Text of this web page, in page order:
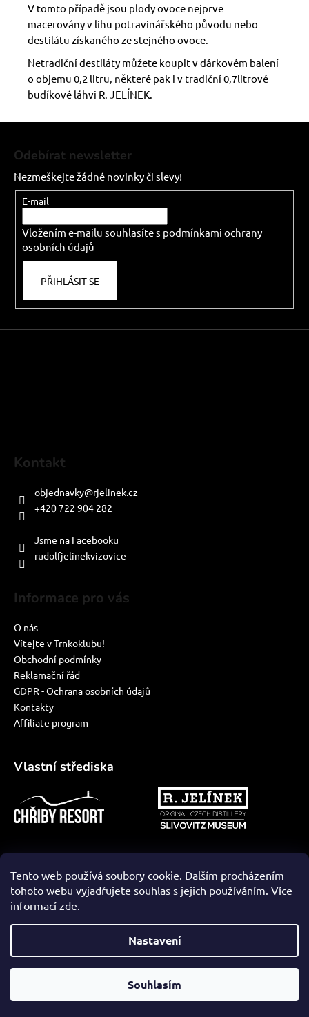
Tento web používá soubory cookie. Dalším procházením
tohoto webu vyjadřujete souhlas s jejich používáním. Více
informací zde.
Nastavení
Souhlasím
V tomto případě jsou plody ovoce nejprve
macerovány v lihu potravinářského původu nebo
destilátu získaného ze stejného ovoce.
Netradiční destiláty můžete koupit v dárkovém balení
o objemu 0,2 litru, některé pak i v tradiční 0,7litrové
budíkové láhvi R. JELÍNEK.
Odebírat newsletter
Nezmeškejte žádné novinky či slevy!
E-mail
Vložením e-mailu souhlasíte s podmínkami ochrany
osobních údajů
PŘIHLÁSIT SE
Kontakt
objednavky@rjelinek.cz
+420 722 904 282
Jsme na Facebooku
rudolfjelinekvizovice
Informace pro vás
O nás
Vítejte v Trnkoklubu!
Obchodní podmínky
Reklamační řád
GDPR - Ochrana osobních údajů
Kontakty
Affiliate program
Vlastní střediska
08.08.2026 RECENZE